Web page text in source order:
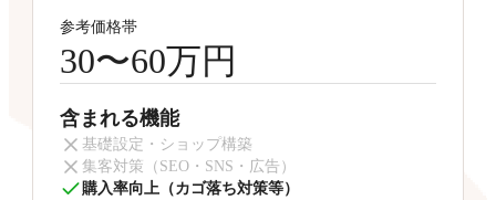
参考価格帯
30〜60万円
含まれる機能
基礎設定・ショップ構築
集客対策（SEO・SNS・広告）
購入率向上（カゴ落ち対策等）